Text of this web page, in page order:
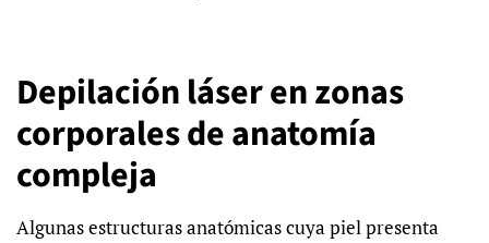
Depilación láser en zonas
corporales de anatomía
compleja
Algunas estructuras anatómicas cuya piel presenta